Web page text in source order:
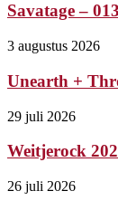
Savatage –
3 augustus 2026
Unearth +
29 juli 2026
Weitjerock
26 juli 2026